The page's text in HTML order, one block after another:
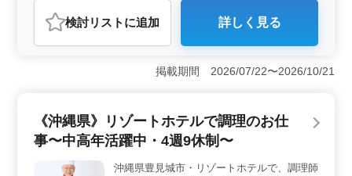
おすすめポイント
＜ワークライフバランス＞ 残業が月10時間程度と少な
く、週休2日制なので、プライベートの時間を大切にでき
ます。駅近で車通勤もOKなので通勤が便利です。 ＜
るため、長年の経験が評価されます。 ＜多様な働き
方＞ 中高年の方も活躍中です。男女比率もバランスが
でも安心して働けます。
検討リスト に追加 詳しく見る
掲載期間 2026/07/22〜2026/10/21
《沖縄県》リゾートホテルで調理のお仕
事〜中高年活躍中・4週9休制〜
沖縄県豊見城市・リゾートホテルで、調理師